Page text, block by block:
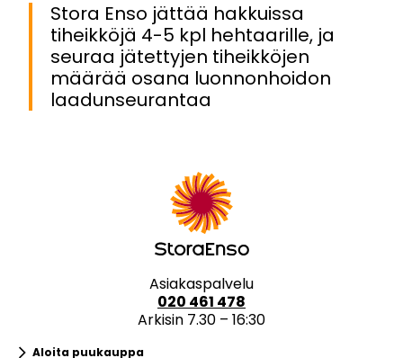
Stora Enso jättää hakkuissa
tiheikköjä 4-5 kpl hehtaarille, ja
seuraa jätettyjen tiheikköjen
määrää osana luonnonhoidon
laadunseurantaa
Asiakaspalvelu
020 461 478
Arkisin 7.30 – 16:30
Aloita puukauppa